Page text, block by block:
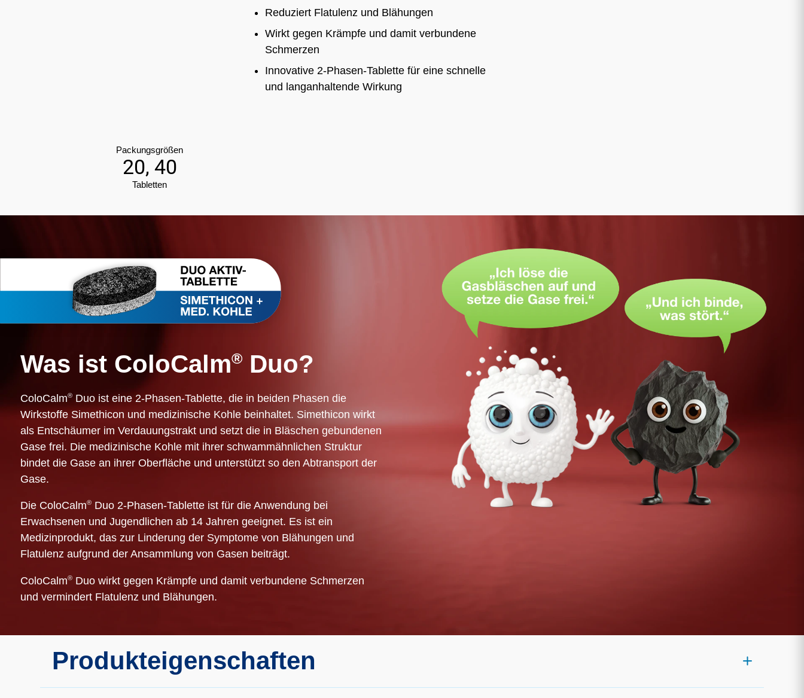
Reduziert Flatulenz und Blähungen
Wirkt gegen Krämpfe und damit verbundene
Schmerzen
Innovative 2-Phasen-Tablette für eine schnelle
und langanhaltende Wirkung
Packungsgrößen
20, 40
Tabletten
Was ist ColoCalm®Duo?
ColoCalm®Duo ist eine 2-Phasen-Tablette, die in beiden Phasen die
Wirkstoffe Simethicon und medizinische Kohle beinhaltet. Simethicon wirkt
als Entschäumer im Verdauungstrakt und setzt die in Bläschen gebundenen
Gase frei. Die medizinische Kohle mit ihrer schwammähnlichen Struktur
bindet die Gase an ihrer Oberfläche und unterstützt so den Abtransport der
Gase.
Die ColoCalm®Duo 2-Phasen-Tablette ist für die Anwendung bei
Erwachsenen und Jugendlichen ab 14 Jahren geeignet. Es ist ein
Medizinprodukt, das zur Linderung der Symptome von Blähungen und
Flatulenz aufgrund der Ansammlung von Gasen beiträgt.
ColoCalm®Duo wirkt gegen Krämpfe und damit verbundene Schmerzen
und vermindert Flatulenz und Blähungen.
Produkteigenschaften